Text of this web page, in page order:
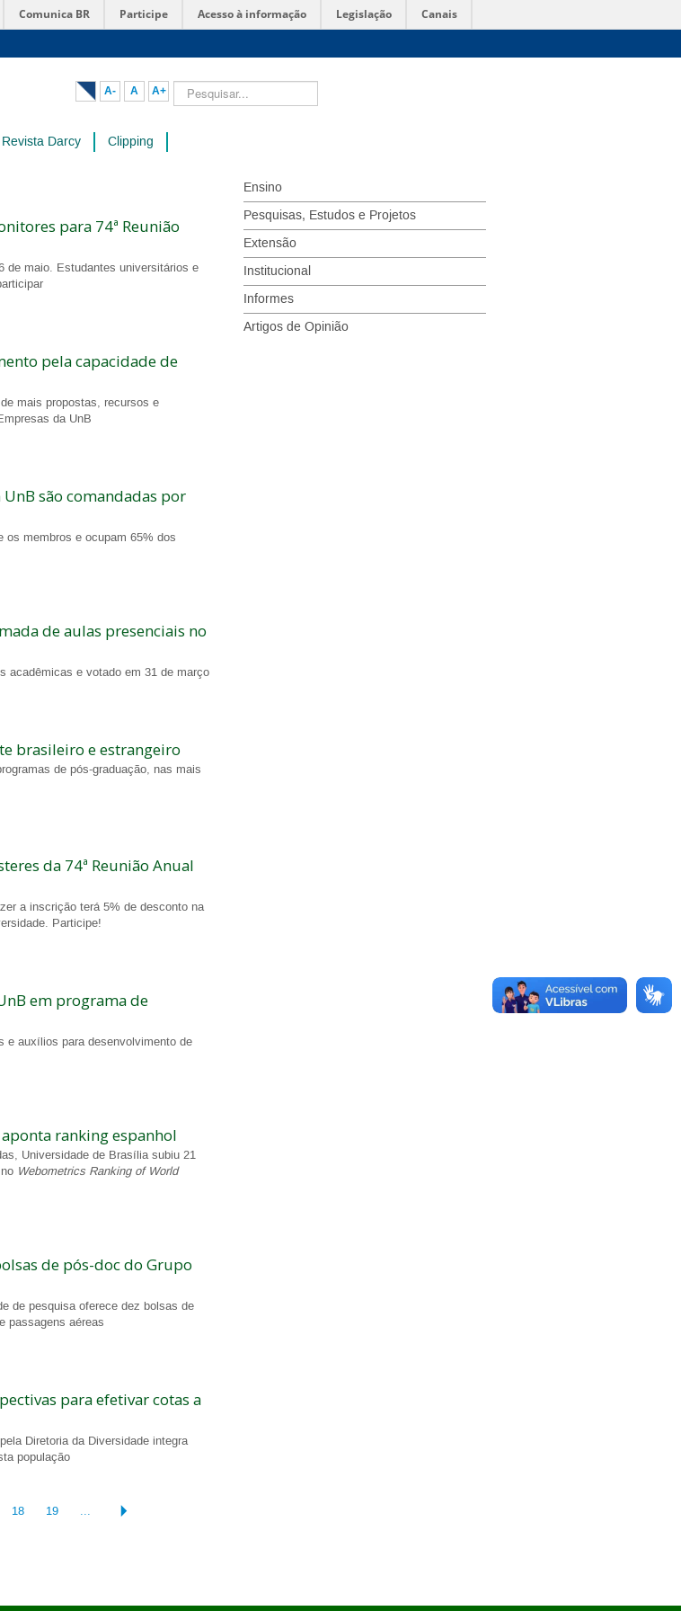
Comunica BR Participe Acesso à informação Legislação Canais
A- A A+ Pesquisar...
Revista Darcy Clipping
para 74ª Reunião
de maio. Estudantes universitários e
pela capacidade de
mais propostas, recursos e
da UnB
são comandadas por
os membros e ocupam 65% dos
de aulas presenciais no
acadêmicas e votado em 31 de março
brasileiro e estrangeiro
de pós-graduação, nas mais
da 74ª Reunião Anual
a inscrição terá 5% de desconto na
Participe!
em programa de
e auxílios para desenvolvimento de
ranking espanhol
Universidade de Brasília subiu 21
Webometrics Ranking of World
de pós-doc do Grupo
de pesquisa oferece dez bolsas de
passagens aéreas
para efetivar cotas a
Diretoria da Diversidade integra
população
18 19 ...
Ensino
Pesquisas, Estudos e Projetos
Extensão
Institucional
Informes
Artigos de Opinião